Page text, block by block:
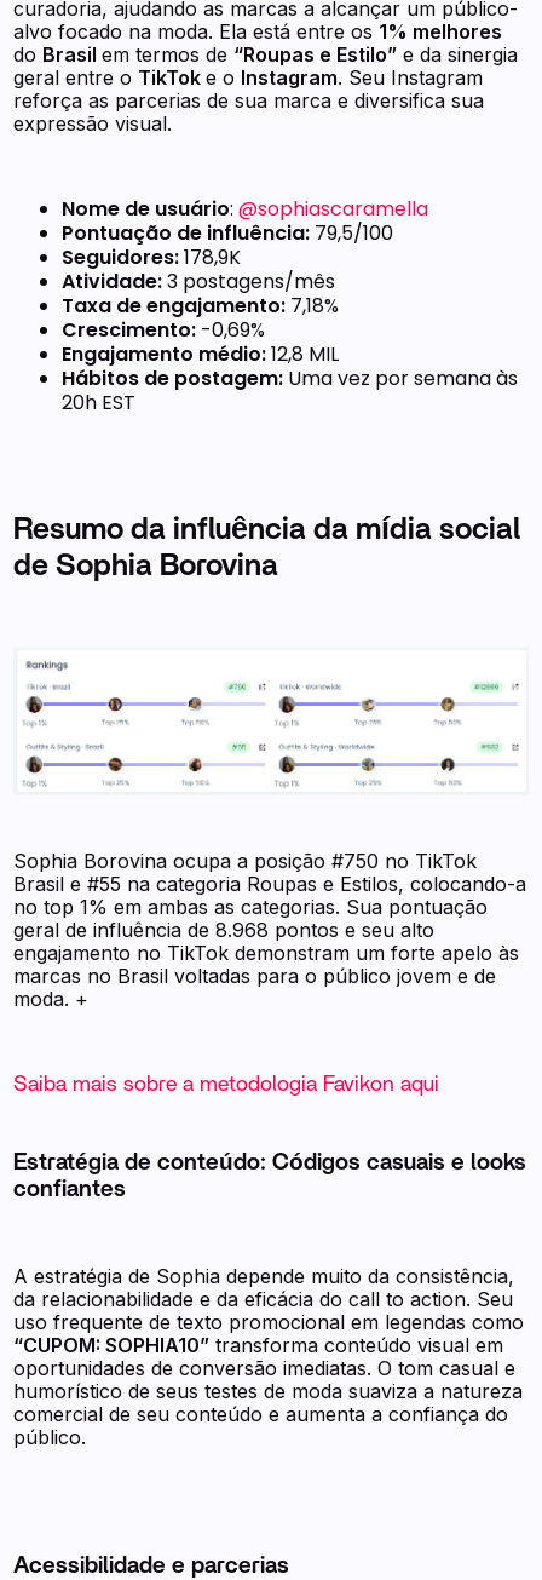
curadoria, ajudando as marcas a alcançar um público-
alvo focado na moda. Ela está entre os 1% melhores
do Brasilem termos de “Roupas e Estilo” e da sinergia
geral entre o TikToke o Instagram. Seu Instagram
reforça as parcerias de sua marca e diversifica sua
expressão visual.
Nome de usuário:@sophiascaramella
Pontuação de influência: 79,5/100
Seguidores:178,9K
Atividade:3 postagens/mês
Taxa de engajamento: 7,18%
Crescimento: -0,69%
Engajamento médio:12,8 MIL
Hábitos de postagem: Uma vez por semana às
20h EST
Resumo da influência da mídia social
de Sophia Borovina
Sophia Borovina ocupa a posição #750 no TikTok
Brasil e #55 na categoria Roupas e Estilos, colocando-a
no top 1% em ambas as categorias. Sua pontuação
geral de influência de 8.968 pontos e seu alto
engajamento no TikTok demonstram um forte apelo às
marcas no Brasil voltadas para o público jovem e de
moda. +
Saiba mais sobre a metodologia Favikon aqui
Estratégia de conteúdo:Códigos casuais e looks
confiantes
A estratégia de Sophia depende muito da consistência,
da relacionabilidade e da eficácia do call to action. Seu
uso frequente de texto promocional em legendas como
“CUPOM: SOPHIA10” transforma conteúdo visual em
oportunidades de conversão imediatas. O tom casual e
humorístico de seus testes de moda suaviza a natureza
comercial de seu conteúdo e aumenta a confiança do
público.
Acessibilidade e parcerias